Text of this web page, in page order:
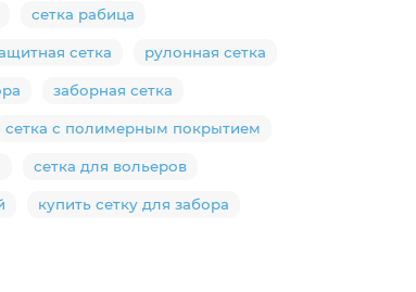
сетка рабица
сетка рулонная сетка
заборная сетка
сетка с полимерным покрытием
сетка для вольеров
купить сетку для забора